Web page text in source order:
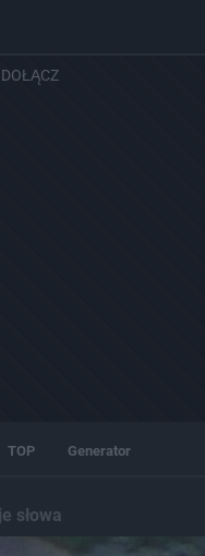
DOŁĄCZ
TOP Generator
słowa